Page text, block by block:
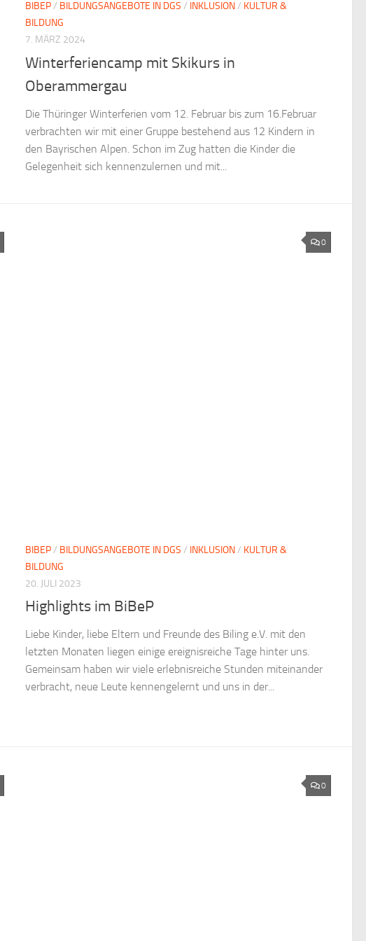
BIBEP/ BILDUNGSANGEBOTE IN DGS / INKLUSION/ KULTUR &
BILDUNG
7. MÄRZ 2024
Winterferiencamp mit Skikurs in
Oberammergau
Die Thüringer Winterferien vom 12. Februar bis zum 16.Februar
verbrachten wir mit einer Gruppe bestehend aus 12 Kindern in
den Bayrischen Alpen. Schon im Zug hatten die Kinder die
Gelegenheit sich kennenzulernen und mit...
0
BIBEP/ BILDUNGSANGEBOTE IN DGS / INKLUSION/ KULTUR &
BILDUNG
20. JULI 2023
Highlights im BiBeP
Liebe Kinder, liebe Eltern und Freunde des Biling e.V. mit den
letzten Monaten liegen einige ereignisreiche Tage hinter uns.
Gemeinsam haben wir viele erlebnisreiche Stunden miteinander
verbracht, neue Leute kennengelernt und uns in der...
0